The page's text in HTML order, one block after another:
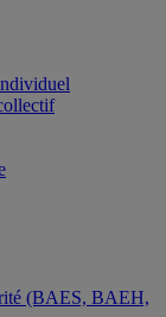
(BAES, BAEH,